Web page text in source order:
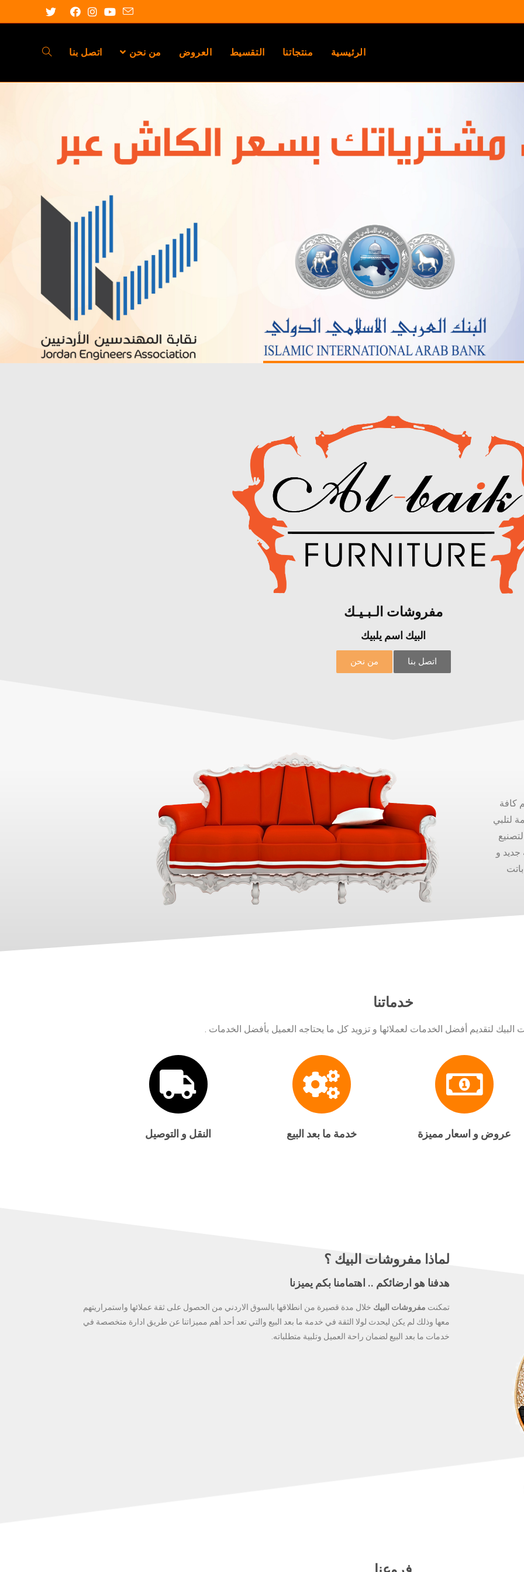
الرئيسية منتجاتنا التقسيط العروض من نحن اتصل بنا
مفروشات الـبـيـك
البيك اسم يلبيك
اتصل بنا من نحن
كافة
لتلبي
جديد و
خدماتنا
لتقديم أفضل الخدمات لعملائها و تزويد كل ما يحتاجه العميل بأفضل الخدمات .
عروض و اسعار مميزة خدمة ما بعد البيع النقل و التوصيل
لماذا مفروشات البيك ؟
هدفنا هو ارضائكم .. اهتمامنا بكم يميزنا
تمكنت مفروشات البيك خلال مدة قصيرة من انطلاقها بالسوق الاردني من الحصول على ثقة عملائها واستمراريتهم
معها وذلك لم يكن ليحدث لولا الثقة في خدمة ما بعد البيع والتي تعد أحد أهم مميزاتنا عن طريق ادارة متخصصة في
خدمات ما بعد البيع لضمان راحة العميل وتلبية متطلباته.